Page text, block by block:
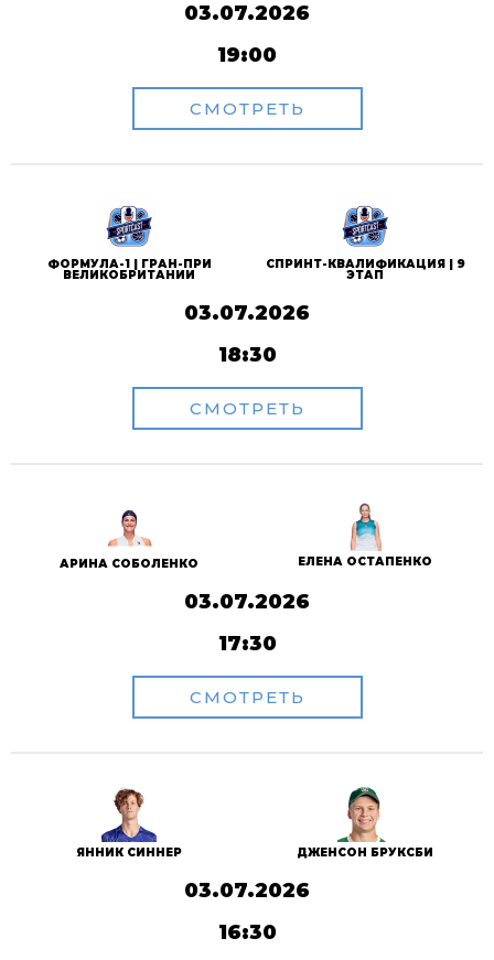
03.07.2026
19:00
СМОТРЕТЬ
ФОРМУЛА-1 | ГРАН-ПРИ
ВЕЛИКОБРИТАНИИ
СПРИНТ-КВАЛИФИКАЦИЯ | 9
ЭТАП
03.07.2026
18:30
СМОТРЕТЬ
АРИНА СОБОЛЕНКО ЕЛЕНА ОСТАПЕНКО
03.07.2026
17:30
СМОТРЕТЬ
ЯННИК СИННЕР ДЖЕНСОН БРУКСБИ
03.07.2026
16:30